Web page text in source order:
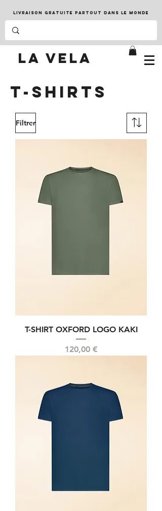
LA VELA
LIVRAISON GRATUITE PARTOUT DANS LE MONDE
t-shirts
Filtrer
T-SHIRT OXFORD LOGO KAKI
Prix
120,00 €